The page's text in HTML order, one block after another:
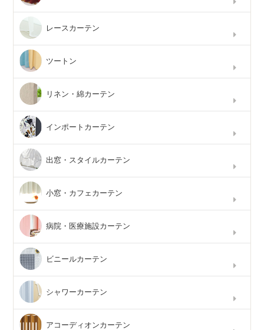
レースカーテン
ツートン
リネン・綿カーテン
インポートカーテン
出窓・スタイルカーテン
小窓・カフェカーテン
病院・医療施設カーテン
ビニールカーテン
シャワーカーテン
アコーディオンカーテン